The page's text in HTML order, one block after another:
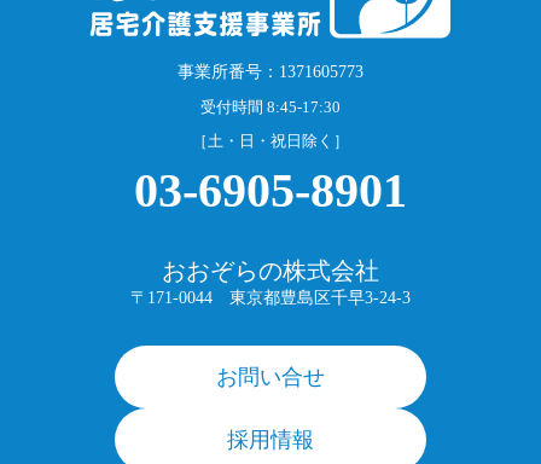
事業所番号：1371605773
受付時間 8:45-17:30
［土・日・祝日除く］
03-6905-8901
おおぞらの株式会社
〒171-0044 東京都豊島区千早3-24-3
お問い合せ
採用情報